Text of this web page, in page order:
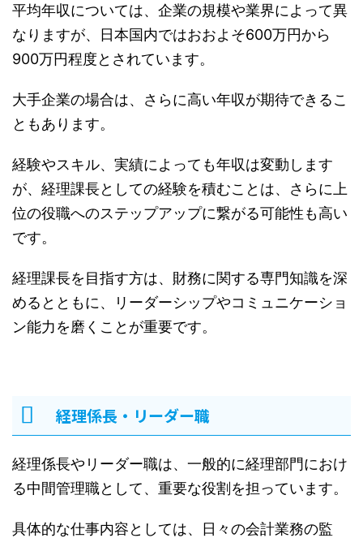
平均年収については、企業の規模や業界によって異
なりますが、日本国内ではおおよそ600万円から
900万円程度とされています。
大手企業の場合は、さらに高い年収が期待できるこ
ともあります。
経験やスキル、実績によっても年収は変動します
が、経理課長としての経験を積むことは、さらに上
位の役職へのステップアップに繋がる可能性も高い
です。
経理課長を目指す方は、財務に関する専門知識を深
めるとともに、リーダーシップやコミュニケーショ
ン能力を磨くことが重要です。
経理係長・リーダー職
経理係長やリーダー職は、一般的に経理部門におけ
る中間管理職として、重要な役割を担っています。
具体的な仕事内容としては、日々の会計業務の監